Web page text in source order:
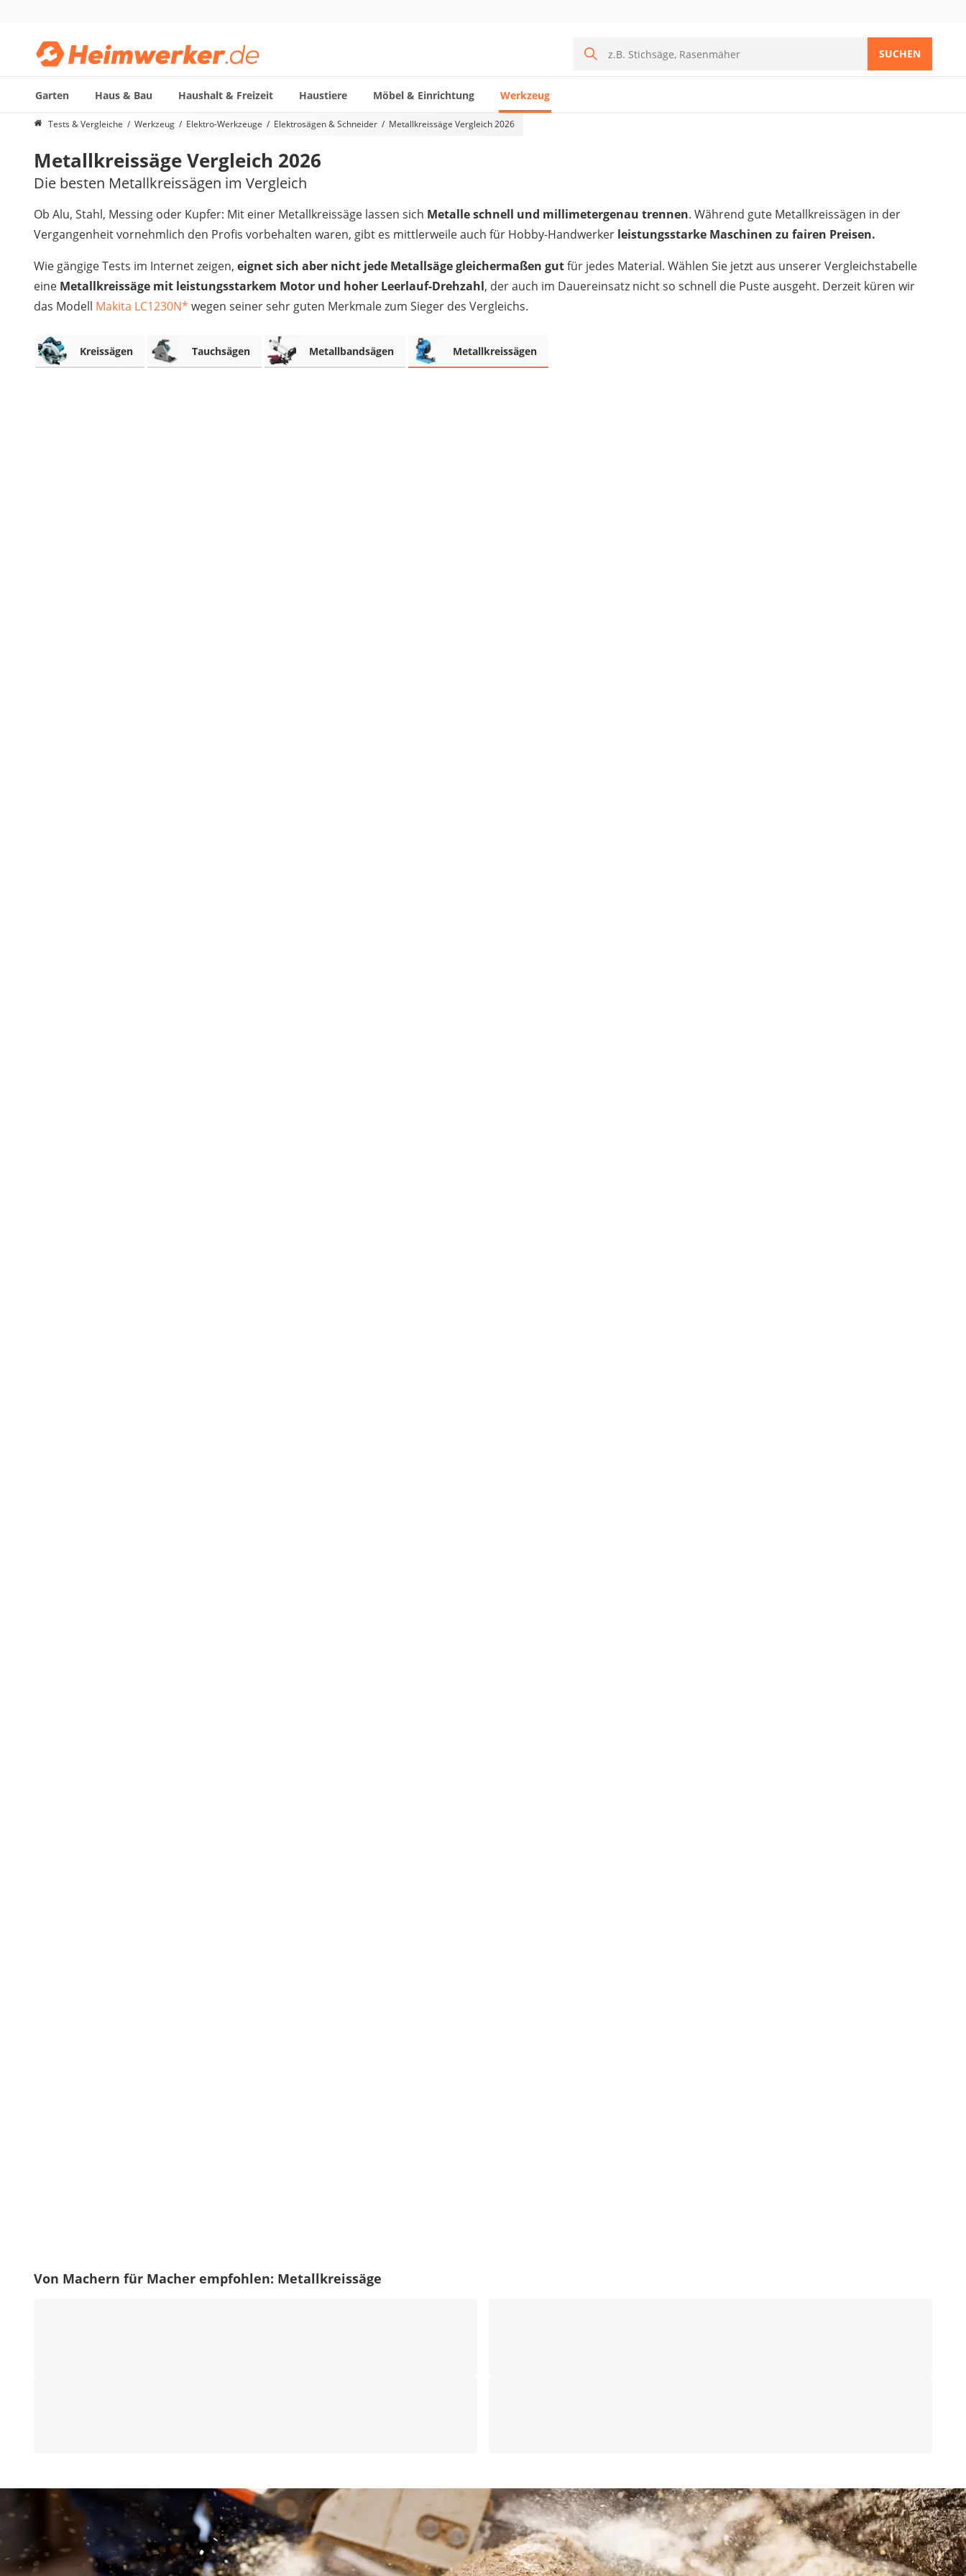
SUCHEN
Garten Haus & Bau Haushalt & Freizeit Haustiere Möbel & Einrichtung Werkzeug
Die beliebtesten Vergleiche nach Kategorie
Feuchtigkeitsmessgerät
Alkoholtester
Endoskop-Kamera
Nadelentroster
Winkelschleifer-230-mm
Stechbeitel
Metalldetektor (Kinder)
Geigerzähler
Bitset
Akku-Schlagbohrschrauber
Aluleiter
Schallpegelmessgerät
Tests & Vergleiche Werkzeug Elektro-Werkzeuge Elektrosägen & Schneider Metallkreissäge Vergleich 2026
Metallkreissäge Vergleich 2026
Die besten Metallkreissägen im Vergleich
Ob Alu, Stahl, Messing oder Kupfer: Mit einer Metallkreissäge lassen sich Metalle schnell und millimetergenau trennen. Während gute Metallkreissägen in der
Vergangenheit vornehmlich den Profis vorbehalten waren, gibt es mittlerweile auch für Hobby-Handwerker leistungsstarke Maschinen zu fairen Preisen.
Wie gängige Tests im Internet zeigen, eignet sich aber nicht jede Metallsäge gleichermaßen gutfür jedes Material. Wählen Sie jetzt aus unserer Vergleichstabelle
eine Metallkreissäge mit leistungsstarkem Motor und hoher Leerlauf-Drehzahl, der auch im Dauereinsatz nicht so schnell die Puste ausgeht. Derzeit küren wir
das Modell Makita LC1230N* wegen seiner sehr guten Merkmale zum Sieger des Vergleichs.
Kreissägen Tauchsägen Metallbandsägen Metallkreissägen
Von Machern für Macher empfohlen: Metallkreissäge